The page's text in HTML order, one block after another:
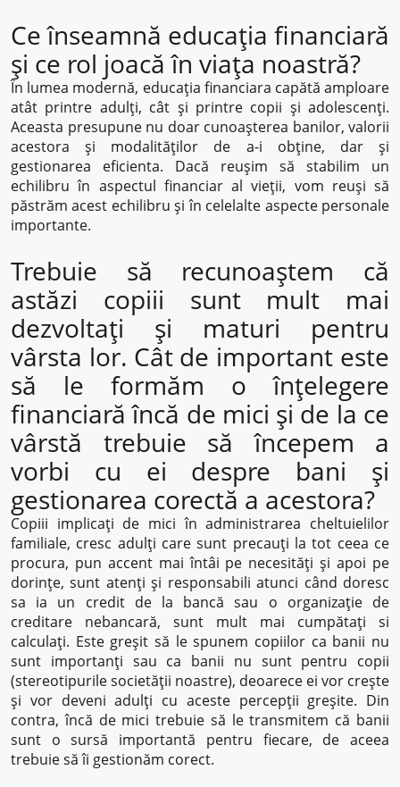
Ce înseamnă educaţia financiară
şi ce rol joacă în viața noastră?
În lumea modernă, educația financiara capătă amploare
atât printre adulți, cât și printre copii și adolescenți.
Aceasta presupune nu doar cunoașterea banilor, valorii
acestora și modalităților de a-i obține, dar și
gestionarea eficienta. Dacă reușim să stabilim un
echilibru în aspectul financiar al vieții, vom reuși să
păstrăm acest echilibru și în celelalte aspecte personale
importante.
Trebuie să recunoaștem că
astăzi copiii sunt mult mai
dezvoltați și maturi pentru
vârsta lor. Cât de important este
să le formăm o înțelegere
financiară încă de mici și de la ce
vârstă trebuie să începem a
vorbi cu ei despre bani și
gestionarea corectă a acestora?
Copiii implicați de mici în administrarea cheltuielilor
familiale, cresc adulți care sunt precauți la tot ceea ce
procura, pun accent mai întâi pe necesități și apoi pe
dorințe, sunt atenți și responsabili atunci când doresc
sa ia un credit de la bancă sau o organizație de
creditare nebancară, sunt mult mai cumpătați si
calculați. Este greșit să le spunem copiilor ca banii nu
sunt importanți sau ca banii nu sunt pentru copii
(stereotipurile societății noastre), deoarece ei vor crește
și vor deveni adulți cu aceste percepții greșite. Din
contra, încă de mici trebuie să le transmitem că banii
sunt o sursă importantă pentru fiecare, de aceea
trebuie să îi gestionăm corect.